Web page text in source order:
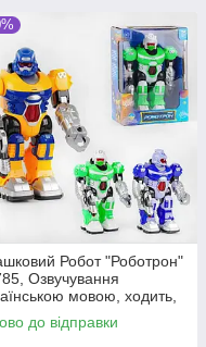
Робот "Роботрон"
Озвучування
мовою, ходить,
звук
до відправки